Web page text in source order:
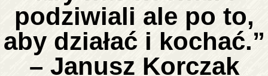
podziwiali ale po to,
aby działać i kochać.”
– Janusz Korczak